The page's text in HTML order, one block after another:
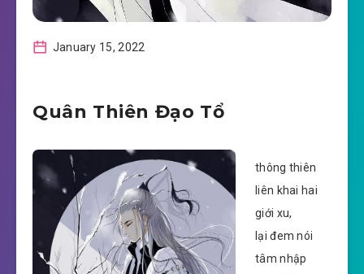
January 15, 2022
Quân Thiên Đạo Tổ
thông thiên
liên khai hai
giới xu,
lại đem nói
tâm nhập